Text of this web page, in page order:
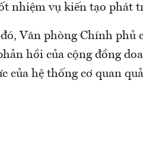
nhiệm vụ kiến tạo phát
Văn phòng Chính phủ
hồi của cộng đồng
của hệ thống cơ quan